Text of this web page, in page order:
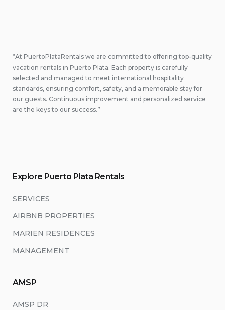
“At PuertoPlataRentals we are committed to offering top-quality
vacation rentals in Puerto Plata. Each property is carefully
selected and managed to meet international hospitality
standards, ensuring comfort, safety, and a memorable stay for
our guests. Continuous improvement and personalized service
are the keys to our success.”
Explore Puerto Plata Rentals
SERVICES
AIRBNB PROPERTIES
MARIEN RESIDENCES
MANAGEMENT
AMSP
AMSP DR